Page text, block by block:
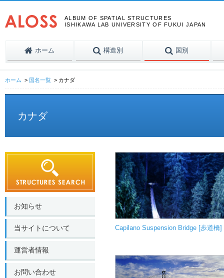
ALBUM OF SPATIAL STRUCTURES
ISHIKAWA LAB UNIVERSITY OF FUKUI JAPAN
ホーム 構造別 国別
ホーム 国名一覧 カナダ
カナダ
Capilano Suspension Bridge [歩道橋]
お知らせ
当サイトについて
運営者情報
お問い合わせ